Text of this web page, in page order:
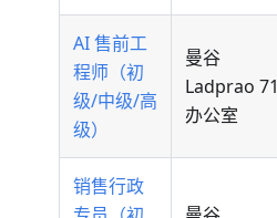
AI 售前工
程师（初
级/中级/高
级）
曼谷
Ladprao 71
办公室
销售行政